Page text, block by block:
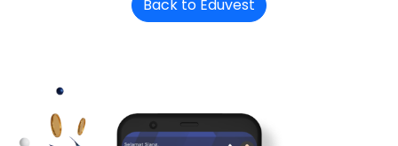
Back to Eduvest